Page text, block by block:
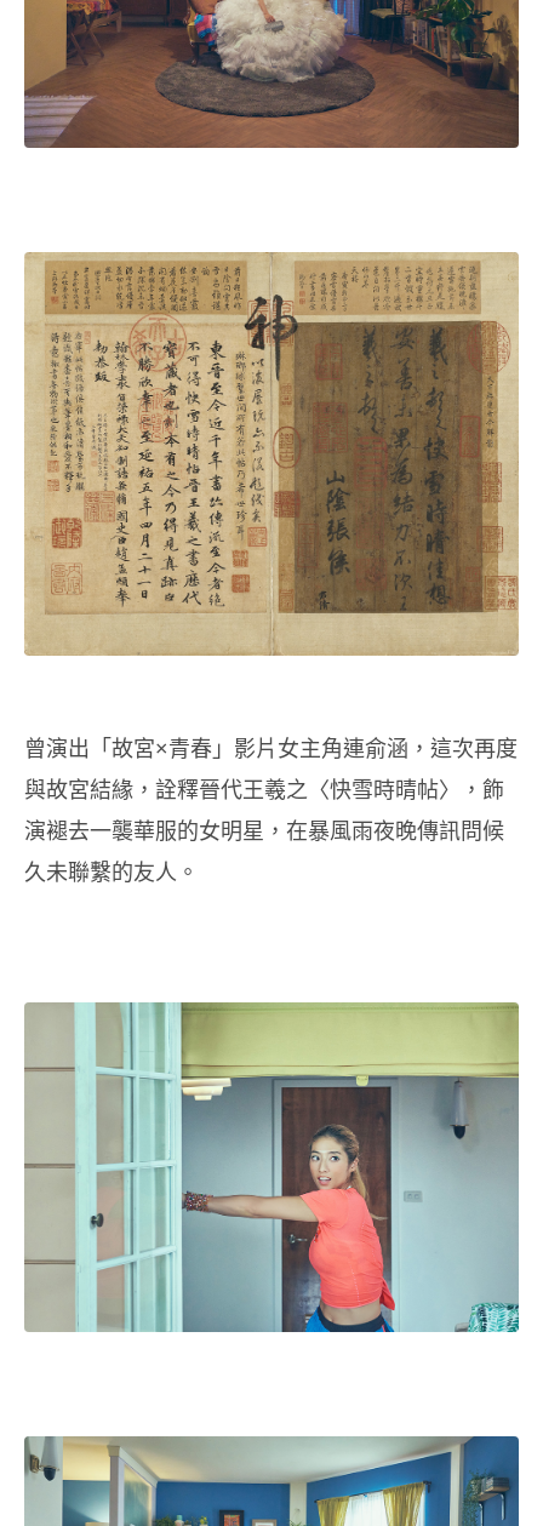
曾演出「故宮×青春」影片女主角連俞涵，這次再度
與故宮結緣，詮釋晉代王羲之〈快雪時晴帖〉，飾
演褪去一襲華服的女明星，在暴風雨夜晚傳訊問候
久未聯繫的友人。